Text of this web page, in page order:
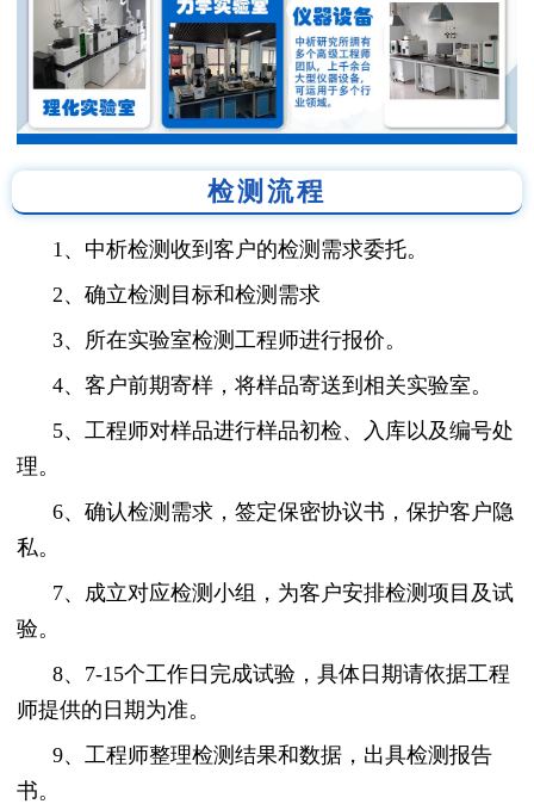
检测流程
1、中析检测收到客户的检测需求委托。
2、确立检测目标和检测需求
3、所在实验室检测工程师进行报价。
4、客户前期寄样，将样品寄送到相关实验室。
5、工程师对样品进行样品初检、入库以及编号处
理。
6、确认检测需求，签定保密协议书，保护客户隐
私。
7、成立对应检测小组，为客户安排检测项目及试
验。
8、7-15个工作日完成试验，具体日期请依据工程
师提供的日期为准。
9、工程师整理检测结果和数据，出具检测报告
书。